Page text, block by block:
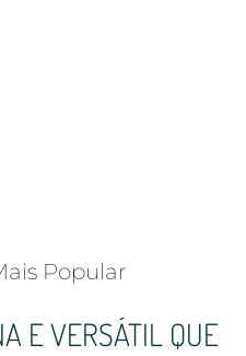
Popular
E VERSÁTIL QUE